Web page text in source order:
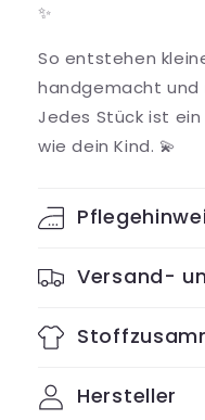
✨
So entstehen
handgemacht
Jedes Stück ist
wie dein Kind. 💫
Versand-
Hersteller